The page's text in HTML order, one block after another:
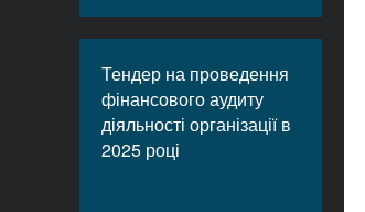
Тендер на проведення
фінансового аудиту
діяльності організації в
2025 році